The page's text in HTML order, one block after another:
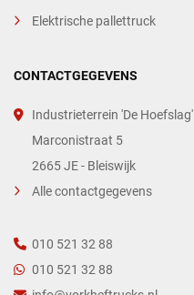
Elektrische pallettruck
CONTACTGEGEVENS
Industrieterrein 'De Hoefslag'
Marconistraat 5
2665 JE - Bleiswijk
Alle contactgegevens
010 521 32 88
010 521 32 88